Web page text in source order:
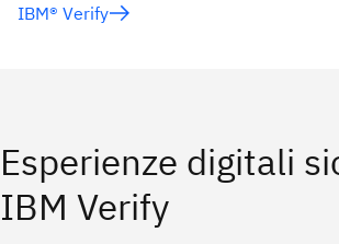
IBM® Verify
Esperienze digitali
IBM Verify